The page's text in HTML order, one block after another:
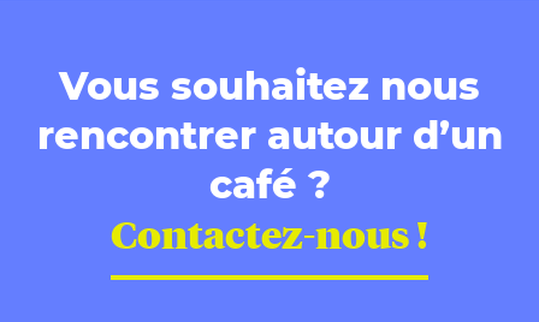
Vous souhaitez nous
rencontrer autour d’un
café ?
Contactez-nous !